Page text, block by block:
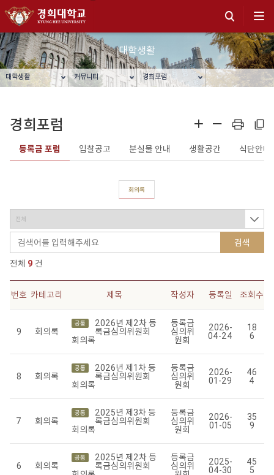
대학생활
대학생활 커뮤니티 경희포럼
확대
축소
프린트
주소복사
경희포럼
등록금 포럼 입찰공고 분실물 안내 생활공간 식단안내
회의록
검색
전체 9 건
번호 카테고리 제목 작성자 등록일 조회수
9 회의록
공통 2026년 제2차 등
록금심의위원회
회의록
등록금
심의위
원회
2026-
04-24
18
6
8 회의록
공통 2026년 제1차 등
록금심의위원회
회의록
등록금
심의위
원회
2026-
01-29
46
4
7 회의록
공통 2025년 제3차 등
록금심의위원회
회의록
등록금
심의위
원회
2026-
01-05
35
9
6 회의록
공통 2025년 제2차 등
록금심의위원회
등록금
심의위 2025-
04-30
45
5